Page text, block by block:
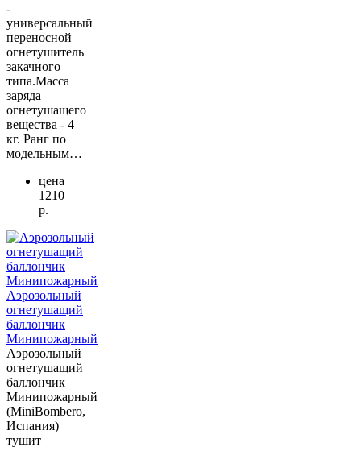
-
универсальный
переносной
огнетушитель
закачного
типа.Масса
заряда
огнетушащего
вещества - 4
кг. Ранг по
модельным…
цена
1210
р.
Аэрозольный
огнетушащий
баллончик
Минипожарный
Аэрозольный
огнетушащий
баллончик
Минипожарный
(MiniBombero,
Испания)
тушит